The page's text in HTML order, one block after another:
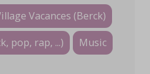
Vacances (Berck)
pop, rap, ...)
Music